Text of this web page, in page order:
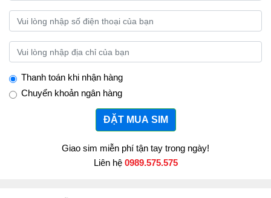
Thanh toán khi nhận hàng
Chuyển khoản ngân hàng
ĐẶT MUA SIM
Giao sim miễn phí tận tay trong ngày!
Liên hệ 0989.575.575